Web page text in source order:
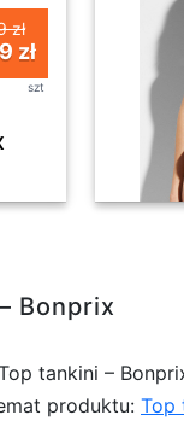
zł
zł
szt
Bonprix
tankini –
produktu: Top